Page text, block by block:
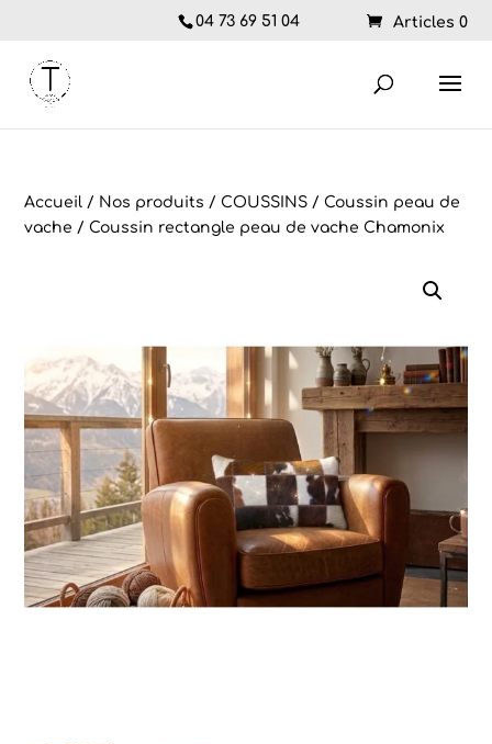
04 73 69 51 04 Articles 0
Accueil / Nos produits /COUSSINS /Coussin peau de
vache / Coussin rectangle peau de vache Chamonix